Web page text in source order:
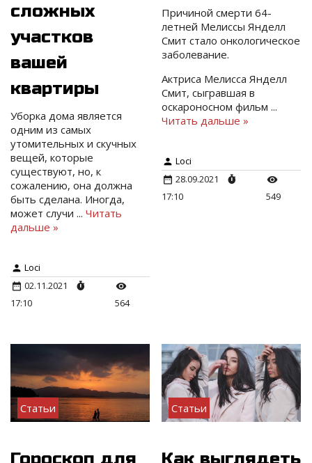
сложных
участков
вашей
квартиры
Уборка дома является
одним из самых
утомительных и скучных
вещей, которые
существуют, но, к
сожалению, она должна
быть сделана. Иногда,
может случи ... Читать
дальше »
Loci
02.11.2021
17:10
564
Причиной смерти 64-
летней Мелиссы Янделл
Смит стало онкологическое
заболевание.
Актриса Мелисса Янделл
Смит, сыгравшая в
оскароносном фильм...
Читать дальше »
Loci
28.09.2021
17:10
549
Статьи Статьи